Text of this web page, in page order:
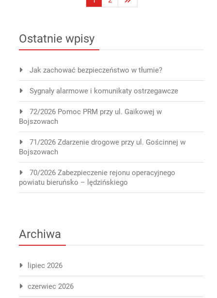
Ostatnie wpisy
Jak zachować bezpieczeństwo w tłumie?
Sygnały alarmowe i komunikaty ostrzegawcze
72/2026 Pomoc PRM przy ul. Gaikowej w
Bojszowach
71/2026 Zdarzenie drogowe przy ul. Gościnnej w
Bojszowach
70/2026 Zabezpieczenie rejonu operacyjnego
powiatu bieruńsko – lędzińskiego
Archiwa
lipiec 2026
czerwiec 2026